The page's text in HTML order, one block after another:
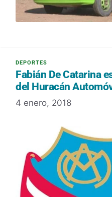
Fabián De Catarina
del Huracán
4 enero, 2018